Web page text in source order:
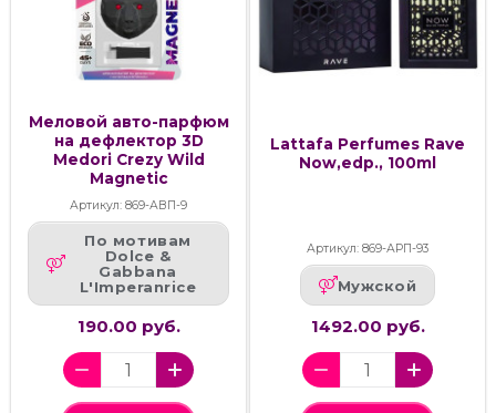
Меловой авто-парфюм
на дефлектор 3D
Medori Crezy Wild
Magnetic
Артикул: 869-АВП-9
По мотивам
Dolce &
Gabbana
L'Imperanrice
190.00 руб.
Lattafa Perfumes Rave
Now,edp., 100ml
Артикул: 869-АРП-93
Мужской
1492.00 руб.